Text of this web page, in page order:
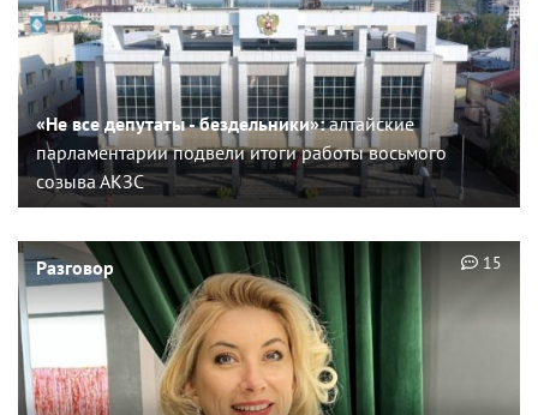
«Не все депутаты - бездельники»:алтайские
парламентарии подвели итоги работы восьмого
созыва АКЗС
Разговор 15